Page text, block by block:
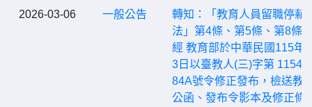
2026-03-06 一般公告
轉知：「教育人員留職停薪
法」第4條、第5條、第8條
經 教育部於中華民國115年
3日以臺教人(三)字第
84A號令修正發布，檢送教
公函、發布令影本及修正條